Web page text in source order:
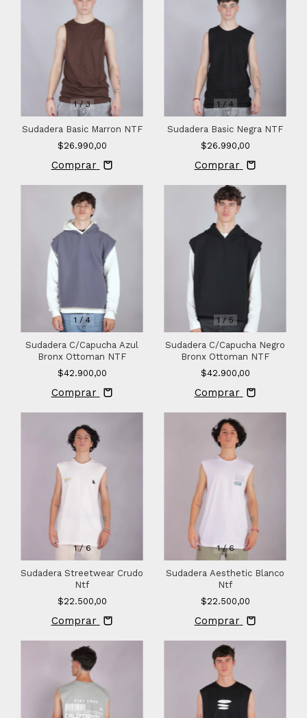
1/3
Sudadera Basic Marron NTF
$26.990,00
Comprar
1 / 4
Sudadera Basic Negra NTF
$26.990,00
Comprar
1 /4
Sudadera C/Capucha Azul
Bronx Ottoman NTF
$42.900,00
Comprar
1/5
Sudadera C/Capucha Negro
Bronx Ottoman NTF
$42.900,00
Comprar
1/6
Sudadera Streetwear Crudo
Ntf
$22.500,00
Comprar
1/6
Sudadera Aesthetic Blanco
Ntf
$22.500,00
Comprar